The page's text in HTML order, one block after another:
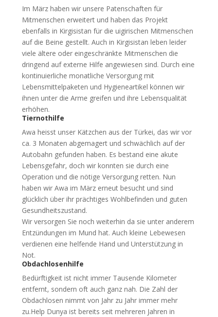
Im März haben wir unsere Patenschaften für
Mitmenschen erweitert und haben das Projekt
ebenfalls in Kirgisistan für die uigirischen Mitmenschen
auf die Beine gestellt. Auch in Kirgisistan leben leider
viele ältere oder eingeschränkte Mitmenschen die
dringend auf externe Hilfe angewiesen sind. Durch eine
kontinuierliche monatliche Versorgung mit
Lebensmittelpaketen und Hygieneartikel können wir
ihnen unter die Arme greifen und ihre Lebensqualität
erhöhen.
Tiernothilfe
Awa heisst unser Kätzchen aus der Türkei, das wir vor
ca. 3 Monaten abgemagert und schwächlich auf der
Autobahn gefunden haben. Es bestand eine akute
Lebensgefahr, doch wir konnten sie durch eine
Operation und die nötige Versorgung retten. Nun
haben wir Awa im März erneut besucht und sind
glücklich über ihr prächtiges Wohlbefinden und guten
Gesundheitszustand.
Wir versorgen Sie noch weiterhin da sie unter anderem
Entzündungen im Mund hat. Auch kleine Lebewesen
verdienen eine helfende Hand und Unterstützung in
Not.
Obdachlosenhilfe
Bedürftigkeit ist nicht immer Tausende Kilometer
entfernt, sondern oft auch ganz nah. Die Zahl der
Obdachlosen nimmt von Jahr zu Jahr immer mehr
zu.Help Dunya ist bereits seit mehreren Jahren in